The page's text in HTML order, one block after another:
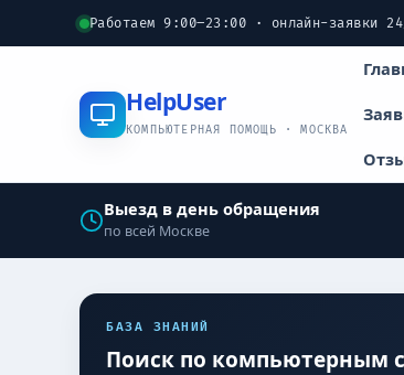
Работаем 9:00–23:00 · онлайн-заявки
HelpUser
КОМПЬЮТЕРНАЯ ПОМОЩЬ · МОСКВА
Выезд в день обращения
по всей Москве
БАЗА ЗНАНИЙ
Поиск по компьютерным